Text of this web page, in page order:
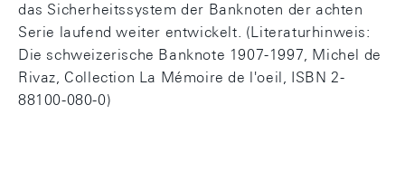
das Sicherheitssystem der Banknoten der achten
Serie laufend weiter entwickelt. (Literaturhinweis:
Die schweizerische Banknote 1907-1997, Michel de
Rivaz, Collection La Mémoire de l'oeil, ISBN 2-
88100-080-0)